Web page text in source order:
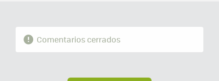
Comentarios cerrados